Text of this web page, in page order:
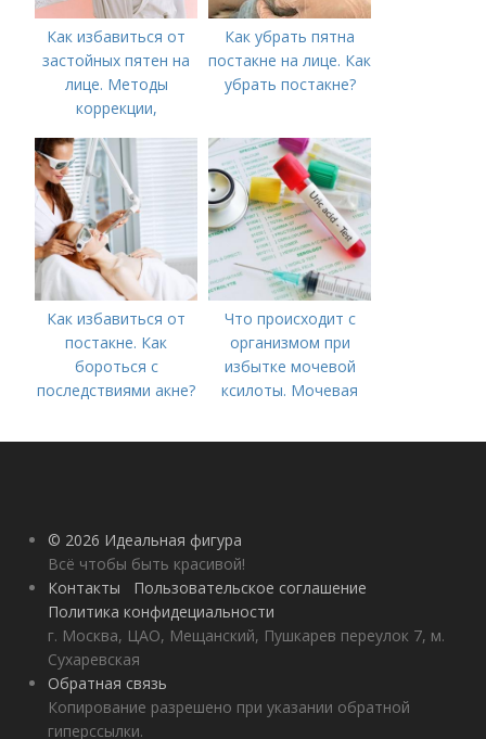
Как избавиться от
застойных пятен на
лице. Методы
коррекции,
акне и удаления
рубцов и шрамов
постакне
Как убрать пятна
постакне на лице. Как
убрать постакне?
Как избавиться от
постакне. Как
бороться с
последствиями акне?
Что происходит с
организмом при
избытке мочевой
ксилоты. Мочевая
норма и отклонения
© 2026 Идеальная фигура
Всё чтобы быть красивой!
Контакты
Пользовательское соглашение
Политика конфидециальности
г. Москва, ЦАО, Мещанский, Пушкарев переулок 7, м.
Сухаревская
Обратная связь
Копирование разрешено при указании обратной
гиперссылки.